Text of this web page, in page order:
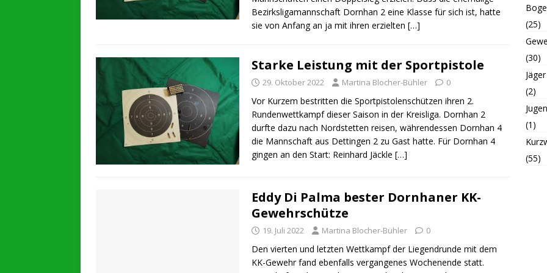
Bezirksligamannschaft Dornhan 2 eine Klasse für sich ist, hatte
sie von Anfang an ja mit ihren erzielten […]
Starke Leistung mit der Sportpistole
29. Oktober 2022 Martina Blocher-Bühler 0
Vor Kurzem bestritten die Sportpistolenschützen ihren 2.
Rundenwettkampf dieser Saison in der Kreisliga. Dornhan 2
durfte dazu nach Nordstetten reisen, währendessen Dornhan 4
die Mannschaft aus Dettingen 2 zu Gast hatte. Für Dornhan 4
gingen an den Start: Reinhard Jäckle […]
Eddy Di Palma bester Dornhaner KK-
Gewehrschütze
19. Juli 2022 Martina Blocher-Bühler 0
Den vierten und letzten Wettkampf der Liegendrunde mit dem
KK-Gewehr fand ebenfalls vergangenes Wochenende statt.
(25)
(30)
Jäger
(2)
(1)
(55)